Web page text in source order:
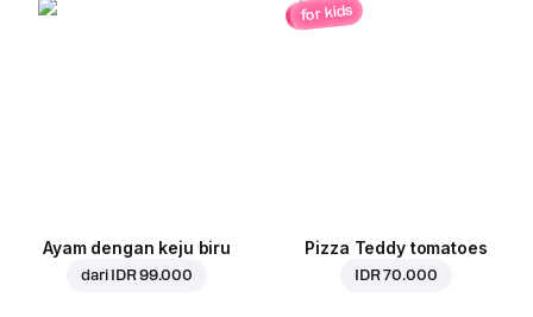
Ayam dengan keju biru
dari IDR 99.000
for kids
Pizza Teddy tomatoes
IDR 70.000